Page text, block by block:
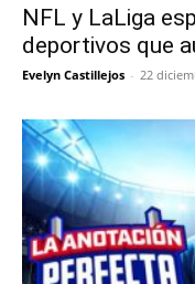
NFL y LaLiga
deportivos que
Evelyn Castillejos - 22